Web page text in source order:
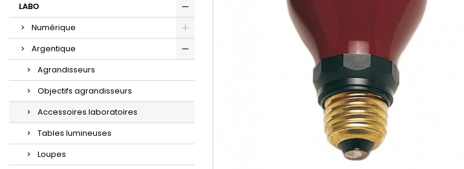
LABO
Numérique
Argentique
Agrandisseurs
Objectifs agrandisseurs
Accessoires laboratoires
Tables lumineuses
Loupes